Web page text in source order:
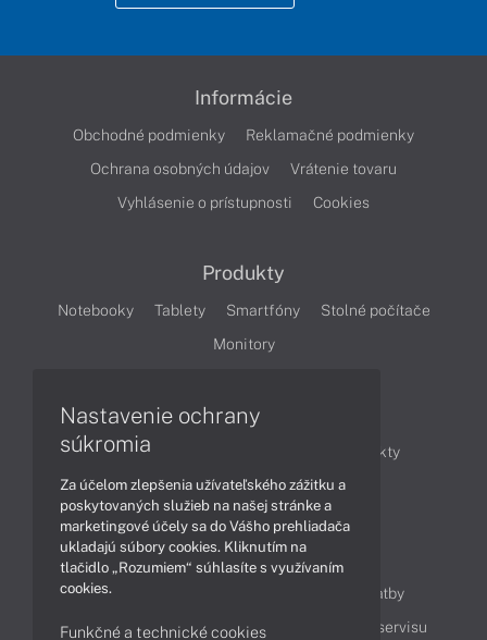
Informácie
Obchodné podmienky
Reklamačné podmienky
Ochrana osobných údajov
Vrátenie tovaru
Vyhlásenie o prístupnosti
Cookies
Produkty
Notebooky Tablety Smartfóny
Stolné počítače
Monitory
Články
Obchodné informácie
Produkty
Technológie
Videá
Obsah
Ako nakupovať
Možnosti doručenia a platby
Podpora a servis
Servisné služby Cenník servisu
Nastavenie ochrany
súkromia
Za účelom zlepšenia užívateľského zážitku a
poskytovaných služieb na našej stránke a
marketingové účely sa do Vášho prehliadača
ukladajú súbory cookies. Kliknutím na
tlačidlo „Rozumiem“ súhlasíte s využívaním
cookies.
Funkčné a technické cookies